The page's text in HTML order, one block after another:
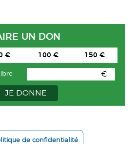
UN DON
€ 100 € 150 €
€
JE DONNE
de confidentialité